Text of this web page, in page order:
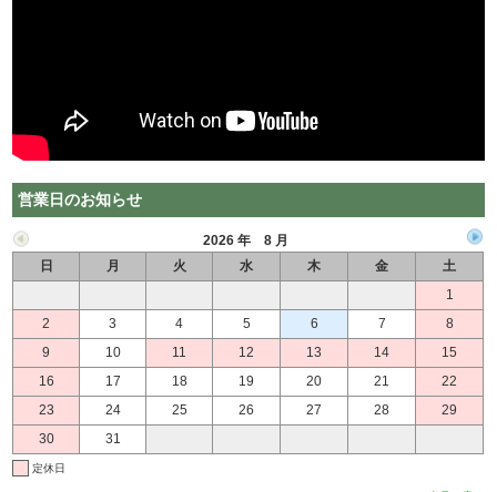
営業日のお知らせ
2026 年 8 月
日
月 火 水 木 金
土
1
2
3 4 5 6 7
8
9
10 11 12 13 14
15
16
17 18 19 20 21
22
23
24 25 26 27 28
29
30
31
定休日